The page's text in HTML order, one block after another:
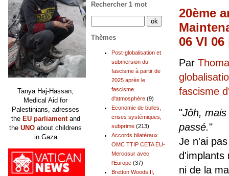
20ème
06 VI 06
Par
fascisme
"Jôh,
passé."
Je n'ai
d'implants
ni de la
Rechercher 1 mot
Thèmes
Post-globalisation et
submersion du
fascisme à partir de
2025 après le
fascisme
d'atmosphère (9)
Economie de bulles,
crises systémiques,
subprime (213)
Accords bilatéraux
OMC TTIP CETA EU-
Mercosur avec
l'Europe (37)
Bretton Woods II,
Tanya Haj-Hassan,
Medical Aid for
Palestinians, adresses
the EU parliamentand
the UNO about childrens
in Gaza